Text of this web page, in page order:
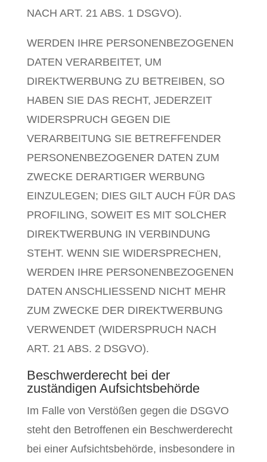
NACH ART. 21 ABS. 1 DSGVO).
WERDEN IHRE PERSONENBEZOGENEN
DATEN VERARBEITET, UM
DIREKTWERBUNG ZU BETREIBEN, SO
HABEN SIE DAS RECHT, JEDERZEIT
WIDERSPRUCH GEGEN DIE
VERARBEITUNG SIE BETREFFENDER
PERSONENBEZOGENER DATEN ZUM
ZWECKE DERARTIGER WERBUNG
EINZULEGEN; DIES GILT AUCH FÜR DAS
PROFILING, SOWEIT ES MIT SOLCHER
DIREKTWERBUNG IN VERBINDUNG
STEHT. WENN SIE WIDERSPRECHEN,
WERDEN IHRE PERSONENBEZOGENEN
DATEN ANSCHLIESSEND NICHT MEHR
ZUM ZWECKE DER DIREKTWERBUNG
VERWENDET (WIDERSPRUCH NACH
ART. 21 ABS. 2 DSGVO).
Beschwerde­recht bei der
zuständigen Aufsichts­behörde
Im Falle von Verstößen gegen die DSGVO
steht den Betroffenen ein Beschwerderecht
bei einer Aufsichtsbehörde, insbesondere in